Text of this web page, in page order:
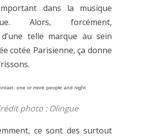
dans la musique
Alors, forcément,
d’une telle marque au sein
cotée Parisienne, ça donne
photo : Olingue
ce sont des surtout